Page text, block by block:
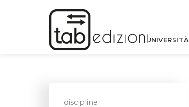
UNIVERSITÀ
discipline